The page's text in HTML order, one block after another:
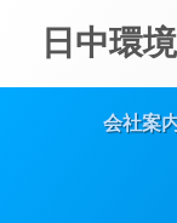
日中環
会社案